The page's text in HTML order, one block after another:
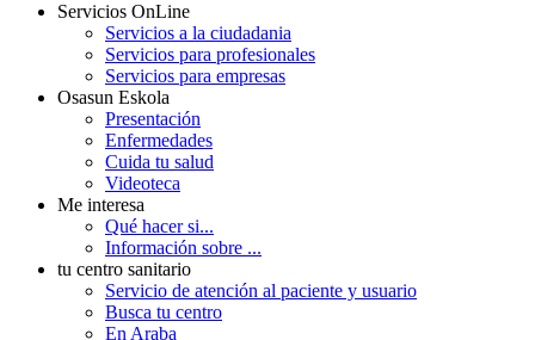
Servicios OnLine
Servicios a la ciudadania
Servicios para profesionales
Servicios para empresas
Osasun Eskola
Presentación
Enfermedades
Cuida tu salud
Videoteca
Me interesa
Qué hacer si...
Información sobre ...
tu centro sanitario
Servicio de atención al paciente y usuario
Busca tu centro
En Araba